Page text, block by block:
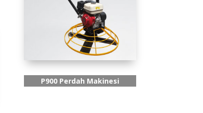
P900 Perdah Makinesi